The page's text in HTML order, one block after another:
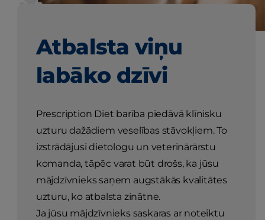
Atbalsta viņu
labāko dzīvi
Prescription Diet barība piedāvā klīnisku
uzturu dažādiem veselības stāvokļiem. To
izstrādājusi dietologu un veterinārārstu
komanda, tāpēc varat būt drošs, ka jūsu
mājdzīvnieks saņem augstākās kvalitātes
uzturu, ko atbalsta zinātne.
Ja jūsu mājdzīvnieks saskaras ar noteiktu